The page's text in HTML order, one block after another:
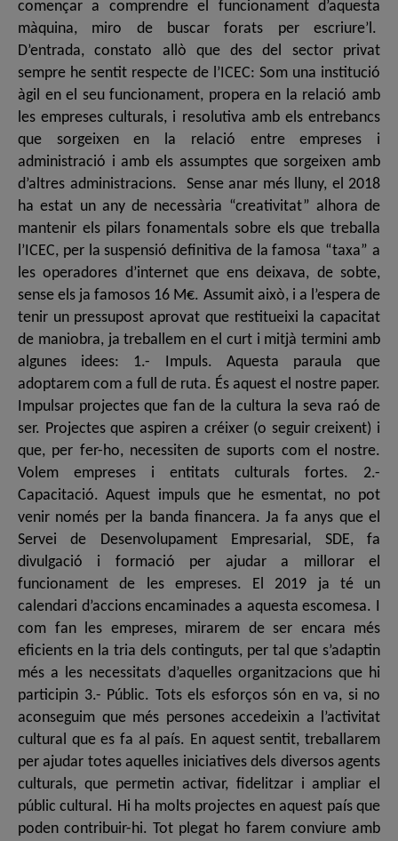
començar a comprendre el funcionament d’aquesta
màquina, miro de buscar forats per escriure’l.
D’entrada, constato allò que des del sector privat
sempre he sentit respecte de l’ICEC: Som una institució
àgil en el seu funcionament, propera en la relació amb
les empreses culturals, i resolutiva amb els entrebancs
que sorgeixen en la relació entre empreses i
administració i amb els assumptes que sorgeixen amb
d’altres administracions. Sense anar més lluny, el 2018
ha estat un any de necessària “creativitat” alhora de
mantenir els pilars fonamentals sobre els que treballa
l’ICEC, per la suspensió definitiva de la famosa “taxa” a
les operadores d’internet que ens deixava, de sobte,
sense els ja famosos 16 M€. Assumit això, i a l’espera de
tenir un pressupost aprovat que restitueixi la capacitat
de maniobra, ja treballem en el curt i mitjà termini amb
algunes idees: 1.- Impuls. Aquesta paraula que
adoptarem com a full de ruta. És aquest el nostre paper.
Impulsar projectes que fan de la cultura la seva raó de
ser. Projectes que aspiren a créixer (o seguir creixent) i
que, per fer-ho, necessiten de suports com el nostre.
Volem empreses i entitats culturals fortes. 2.-
Capacitació. Aquest impuls que he esmentat, no pot
venir només per la banda financera. Ja fa anys que el
Servei de Desenvolupament Empresarial, SDE, fa
divulgació i formació per ajudar a millorar el
funcionament de les empreses. El 2019 ja té un
calendari d’accions encaminades a aquesta escomesa. I
com fan les empreses, mirarem de ser encara més
eficients en la tria dels continguts, per tal que s’adaptin
més a les necessitats d’aquelles organitzacions que hi
participin 3.- Públic. Tots els esforços són en va, si no
aconseguim que més persones accedeixin a l’activitat
cultural que es fa al país. En aquest sentit, treballarem
per ajudar totes aquelles iniciatives dels diversos agents
culturals, que permetin activar, fidelitzar i ampliar el
públic cultural. Hi ha molts projectes en aquest país que
poden contribuir-hi. Tot plegat ho farem conviure amb